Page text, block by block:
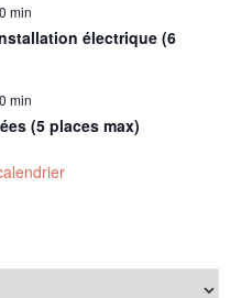
min
électrique (6
min
(5 places max)